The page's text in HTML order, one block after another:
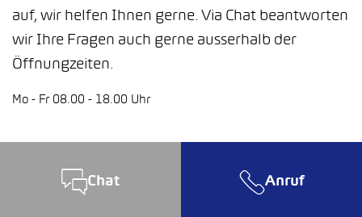
auf, wir helfen Ihnen gerne. Via Chat beantworten
wir Ihre Fragen auch gerne ausserhalb der
Öffnungzeiten.
Mo - Fr 08.00 - 18.00 Uhr
Chat Anruf